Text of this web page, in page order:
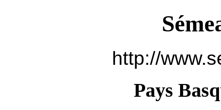
http://
Pays